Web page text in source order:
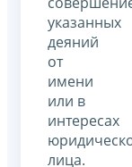
указанных
деяний
от
имени
или в
интересах
лица.